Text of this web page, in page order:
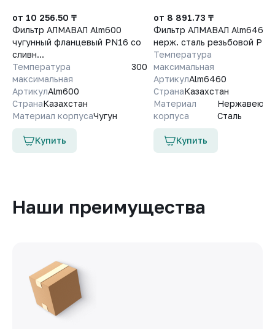
от 10 256.50 ₸
Фильтр АЛМАВАЛ Alm600
чугунный фланцевый PN16 со
сливн...
Температура
максимальная
300
АртикулAlm600
СтранаКазахстан
Материал корпусаЧугун
Купить
от 8 891.73 ₸
Фильтр АЛМАВАЛ Alm6460
нерж. сталь резьбовой
Температура
максимальная
АртикулAlm6460
СтранаКазахстан
Материал
корпуса
Сталь
Купить
Наши преимущества